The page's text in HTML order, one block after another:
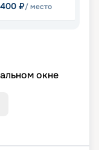
₽/ место
окне